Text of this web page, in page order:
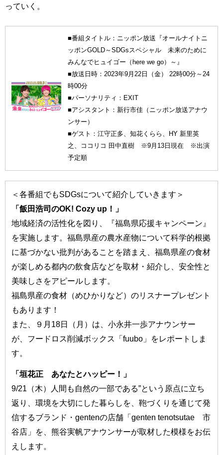
っていく。
■番組タイトル：ニッポン放送『オールナイトニ
ッポンGOLD～SDGsスペシャル 未来のために
みんなでヒュイゴー（here we go）～』
■放送日時：2023年9月22日（金） 22時00分～24
時00分
■パーソナリティ：EXIT
■アシスタント：新行市佳（ニッポン放送アナウ
ンサー）
■ゲスト：江守正多、知花くらら、HY 新里英
之、ココリコ 田中直樹 ※9月13日現在 ※出演
予定順
＜各番組でもSDGsについて紹介していきます＞
「飯田浩司のOK! Cozy up！」
地域経済の活性化を図り、『福島県応援キャンペーン』
を実施します。福島県産の農水産物について科学的根拠
に基づかない批判があることを踏まえ、福島県産の食材
が楽しめる都内の飲食店などを取材・紹介し、安全性と
美味しさをアピールします。
福島県産の食材（めひかりなど）のリスナープレゼント
もあります！
また、９月18日（月）は、小永井一歩アナウンサー
が、フードロス削減ボックス「fuubo」をレポートしま
す。
「垣花正 あなたとハッピー！」
9/21（木）人間も自然の一部である”という原点に立ち
返り、環境を大切にした暮らしを、鞄づくりを通じて発
信するブランド・gentenの店舗「genten tenotsutae 市
谷店」を、熊谷実帆アナウンサーが取材した模様をお伝
えします。